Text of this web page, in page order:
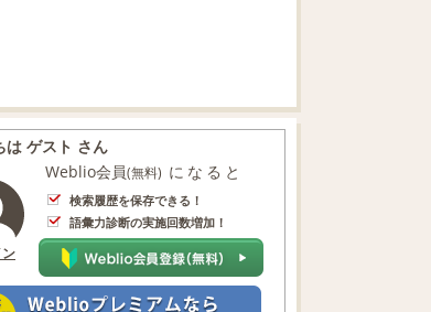
は ゲスト さん
Weblio会員(無料) になると
検索履歴を保存できる！
語彙力診断の実施回数増加！